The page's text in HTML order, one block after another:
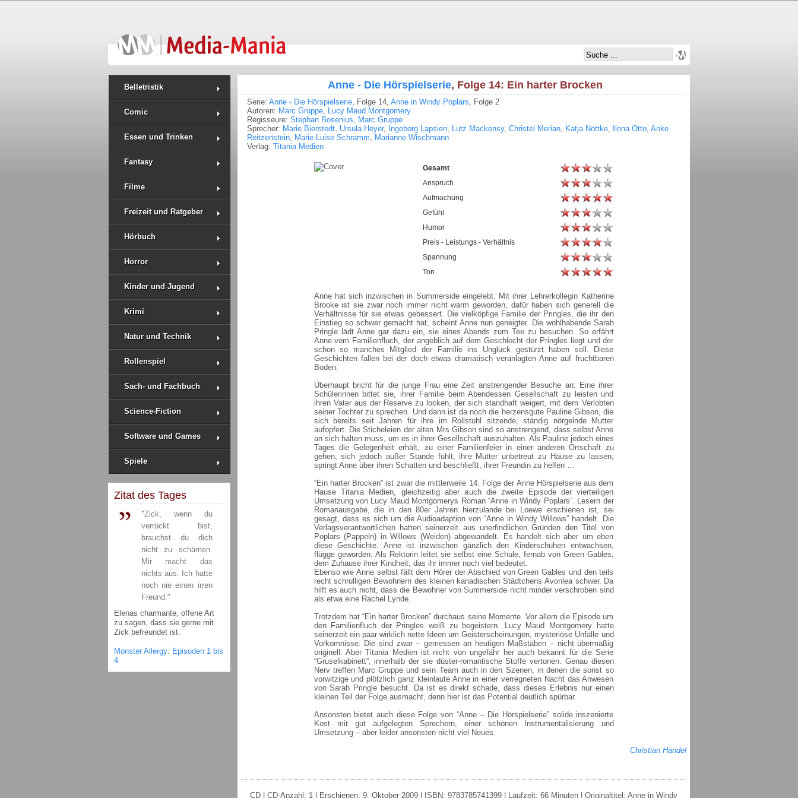
Belletristik
Comic
Essen und Trinken
Fantasy
Filme
Freizeit und Ratgeber
Hörbuch
Horror
Kinder und Jugend
Krimi
Natur und Technik
Rollenspiel
Sach- und Fachbuch
Science-Fiction
Software und Games
Spiele
Zitat des Tages
"Zick, wenn du
verrückt bist,
brauchst du dich
nicht zu schämen.
Mir macht das
nichts aus. Ich hatte
noch nie einen irren
Freund."
Elenas charmante, offene Art
zu sagen, dass sie gerne mit
Zick befreundet ist.
Monster Allergy: Episoden 1 bis
4
Anne - Die Hörspielserie, Folge 14: Ein harter Brocken
Serie: Anne - Die Hörspielserie, Folge 14, Anne in Windy Poplars, Folge 2
Autoren: Marc Gruppe, Lucy Maud Montgomery
Regisseure: Stephan Bosenius, Marc Gruppe
Sprecher: Marie Bierstedt, Ursula Heyer, Ingeborg Lapsien, Lutz Mackensy, Christel Merian, Katja Nottke, Ilona Otto, Anke
Reitzenstein, Marie-Luise Schramm, Marianne Wischmann
Verlag: Titania Medien
Gesamt
Anspruch
Aufmachung
Gefühl
Humor
Preis - Leistungs - Verhältnis
Spannung
Ton
Anne hat sich inzwischen in Summerside eingelebt. Mit ihrer Lehrerkollegin Katherine
Brooke ist sie zwar noch immer nicht warm geworden, dafür haben sich generell die
Verhältnisse für sie etwas gebessert. Die vielköpfige Familie der Pringles, die ihr den
Einstieg so schwer gemacht hat, scheint Anne nun geneigter. Die wohlhabende Sarah
Pringle lädt Anne gar dazu ein, sie eines Abends zum Tee zu besuchen. So erfährt
Anne vom Familienfluch, der angeblich auf dem Geschlecht der Pringles liegt und der
schon so manches Mitglied der Familie ins Unglück gestürzt haben soll. Diese
Geschichten fallen bei der doch etwas dramatisch veranlagten Anne auf fruchtbaren
Boden.
Überhaupt bricht für die junge Frau eine Zeit anstrengender Besuche an: Eine ihrer
Schülerinnen bittet sie, ihrer Familie beim Abendessen Gesellschaft zu leisten und
ihren Vater aus der Reserve zu locken, der sich standhaft weigert, mit dem Verlobten
seiner Tochter zu sprechen. Und dann ist da noch die herzensgute Pauline Gibson, die
sich bereits seit Jahren für ihre im Rollstuhl sitzende, ständig nörgelnde Mutter
aufopfert. Die Sticheleien der alten Mrs Gibson sind so anstrengend, dass selbst Anne
an sich halten muss, um es in ihrer Gesellschaft auszuhalten. Als Pauline jedoch eines
Tages die Gelegenheit erhält, zu einer Familienfeier in einer anderen Ortschaft zu
gehen, sich jedoch außer Stande fühlt, ihre Mutter unbetreut zu Hause zu lassen,
springt Anne über ihren Schatten und beschließt, ihrer Freundin zu helfen …
“Ein harter Brocken” ist zwar die mittlerweile 14. Folge der Anne Hörspielserie aus dem
Hause Titania Medien, gleichzeitig aber auch die zweite Episode der vierteiligen
Umsetzung von Lucy Maud Montgomerys Roman “Anne in Windy Poplars”. Lesern der
Romanausgabe, die in den 80er Jahren hierzulande bei Loewe erschienen ist, sei
gesagt, dass es sich um die Audioadaption von “Anne in Windy Willows” handelt. Die
Verlagsverantwortlichen hatten seinerzeit aus unerfindlichen Gründen den Titel von
Poplars (Pappeln) in Willows (Weiden) abgewandelt. Es handelt sich aber um eben
diese Geschichte. Anne ist inzwischen gänzlich den Kinderschuhen entwachsen,
flügge geworden. Als Rektorin leitet sie selbst eine Schule, fernab von Green Gables,
dem Zuhause ihrer Kindheit, das ihr immer noch viel bedeutet.
Ebenso wie Anne selbst fällt dem Hörer der Abschied von Green Gables und den teils
recht schrulligen Bewohnern des kleinen kanadischen Städtchens Avonlea schwer. Da
hilft es auch nicht, dass die Bewohner von Summerside nicht minder verschroben sind
als etwa eine Rachel Lynde.
Trotzdem hat “Ein harter Brocken” durchaus seine Momente. Vor allem die Episode um
den Familienfluch der Pringles weiß zu begeistern. Lucy Maud Montgomery hatte
seinerzeit ein paar wirklich nette Ideen um Geisterscheinungen, mysteriöse Unfälle und
Vorkomnisse. Die sind zwar – gemessen an heutigen Maßstäben – nicht übermäßig
originell. Aber Titania Medien ist nicht von ungefähr her auch bekannt für die Serie
“Gruselkabinett”, innerhalb der sie düster-romantische Stoffe vertonen. Genau diesen
Nerv treffen Marc Gruppe und sein Team auch in den Szenen, in denen die sonst so
vorwitzige und plötzlich ganz kleinlaute Anne in einer verregneten Nacht das Anwesen
von Sarah Pringle besucht. Da ist es direkt schade, dass dieses Erlebnis nur einen
kleinen Teil der Folge ausmacht, denn hier ist das Potential deutlich spürbar.
Ansonsten bietet auch diese Folge von “Anne – Die Hörspielserie” solide inszenierte
Kost mit gut aufgelegten Sprechern, einer schönen Instrumentalisierung und
Umsetzung – aber leider ansonsten nicht viel Neues.
Christian Handel
CD | CD-Anzahl: 1 | Erschienen: 9. Oktober 2009 | ISBN: 9783785741399 | Laufzeit: 66 Minuten | Originaltitel: Anne in Windy